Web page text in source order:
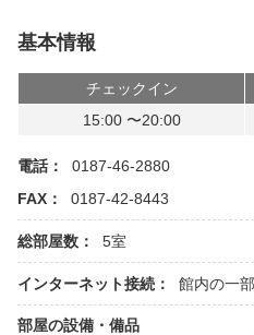
基本情報
チェックイン
15:00 〜20:00
電話：
0187-46-2880
FAX：
0187-42-8443
総部屋数： 5室
インターネット接続： 館内の一
部屋の設備・備品